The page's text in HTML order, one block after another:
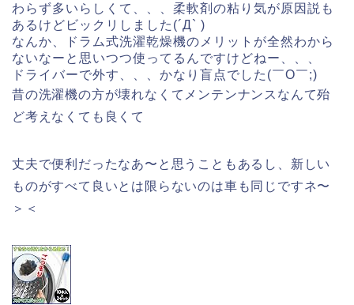
わらず多いらしくて、、、柔軟剤の粘り気が原因説も
あるけどビックリしました(´Д` )
なんか、ドラム式洗濯乾燥機のメリットが全然わから
ないなーと思いつつ使ってるんですけどねー、、、
ドライバーで外す、、、かなり盲点でした(￣O￣;)
昔の洗濯機の方が壊れなくてメンテンナンスなんて殆
ど考えなくても良くて
丈夫で便利だったなあ〜と思うこともあるし、新しい
ものがすべて良いとは限らないのは車も同じですネ〜
＞＜